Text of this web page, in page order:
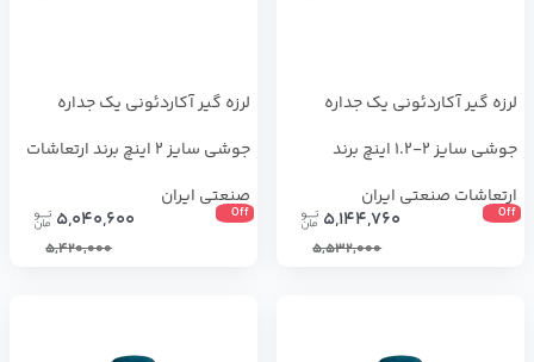
لرزه گیر آکاردئونی یک جداره
جوشی سایز 2-1.2 اینچ برند
ارتعاشات صنعتی ایران
Off
5,144,760
5,532,000
لرزه گیر آکاردئونی یک جداره
جوشی سایز 2 اینچ برند ارتعاشات
صنعتی ایران
Off
5,040,600
5,420,000